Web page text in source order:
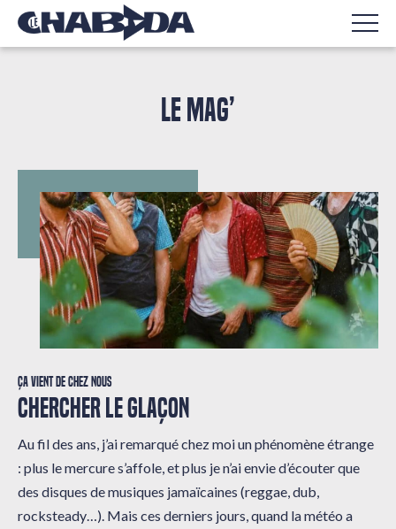
LE MAG’
Ça vient de chez nous
CHERCHER LE GLAÇON
Au fil des ans, j’ai remarqué chez moi un phénomène étrange
: plus le mercure s’affole, et plus je n’ai envie d’écouter que
des disques de musiques jamaïcaines (reggae, dub,
rocksteady…). Mais ces derniers jours, quand la météo a